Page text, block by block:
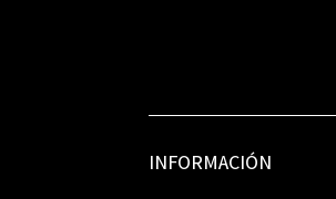
INFORMACIÓN